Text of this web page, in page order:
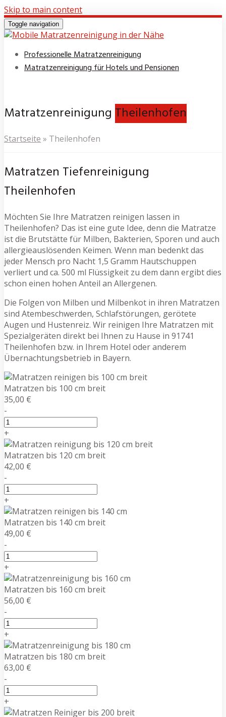
Skip to main content
Toggle navigation
Professionelle Matratzenreinigung
Matratzenreinigung für Hotels und Pensionen
Matratzenreinigung Theilenhofen
Startseite » Theilenhofen
Matratzen Tiefenreinigung
Theilenhofen
Möchten Sie Ihre Matratzen reinigen lassen in
Theilenhofen? Das ist eine gute Idee, denn die Matratze
ist die Brutstätte für Milben, Bakterien, Sporen und auch
allergieauslösenden Keimen. Wenn man bedenkt das
jeder Mensch pro Nacht 1,5 Gramm Hautschuppen
verliert und ca. 500 ml Flüssigkeit zu dem dann ergibt dies
schon einen hohen Anteil an Allergenen.
Die Folgen von Milben und Milbenkot in ihren Matratzen
sind Atembeschwerden, Schlafstörungen, gerötete
Augen und Hustenreiz. Wir reinigen Ihre Matratzen mit
Spezialgeräten direkt bei Ihnen zu Hause in 91741
Theilenhofen bzw. in Ihrem Hotel oder anderem
Übernachtungsbetrieb in Bayern.
Matratzen bis 100 cm breit
35,00 €
-
+
Matratzen bis 120 cm breit
42,00 €
-
+
Matratzen bis 140 cm breit
49,00 €
-
+
Matratzen bis 160 cm breit
56,00 €
-
+
Matratzen bis 180 cm breit
63,00 €
-
+